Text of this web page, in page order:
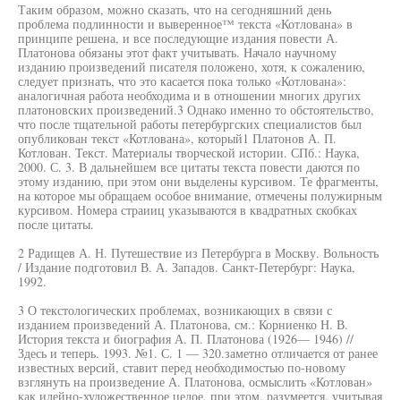
Таким образом, можно сказать, что на сегодняшний день
проблема подлинности и выверенное™ текста «Котлована» в
принципе решена, и все последующие издания повести А.
Платонова обязаны этот факт учитывать. Начало научному
изданию произведений писателя положено, хотя, к сожалению,
следует признать, что это касается пока только «Котлована»:
аналогичная работа необходима и в отношении многих других
платоновских произведений.3 Однако именно то обстоятельство,
что после тщательной работы петербургских специалистов был
опубликован текст «Котлована», который1 Платонов А. П.
Котлован. Текст. Материалы творческой истории. СПб.: Наука,
2000. С. 3. В дальнейшем все цитаты текста повести даются по
этому изданию, при этом они выделены курсивом. Те фрагменты,
на которое мы обращаем особое внимание, отмечены полужирным
курсивом. Номера страииц указываются в квадратных скобках
после цитаты.
2 Радищев А. Н. Путешествие из Петербурга в Москву. Вольность
/ Издание подготовил В. А. Западов. Санкт-Петербург: Наука,
1992.
3 О текстологических проблемах, возникающих в связи с
изданием произведений А. Платонова, см.: Корниенко Н. В.
История текста и биография А. П. Платонова (1926— 1946) //
Здесь и теперь. 1993. №1. С. 1 — 320.заметно отличается от ранее
известных версий, ставит перед необходимостью по-новому
взглянуть на произведение А. Платонова, осмыслить «Котлован»
как идейно-художественное целое, при этом, разумеется, учитывая